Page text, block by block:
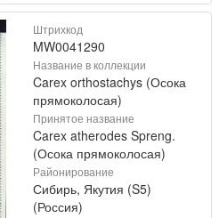
Штрихкод
MW0041290
Название в коллекции
Carex orthostachys (Осока
прямоколосая)
Принятое название
Carex atherodes Spreng.
(Осока прямоколосая)
Районирование
Сибирь, Якутия (S5)
(Россия)